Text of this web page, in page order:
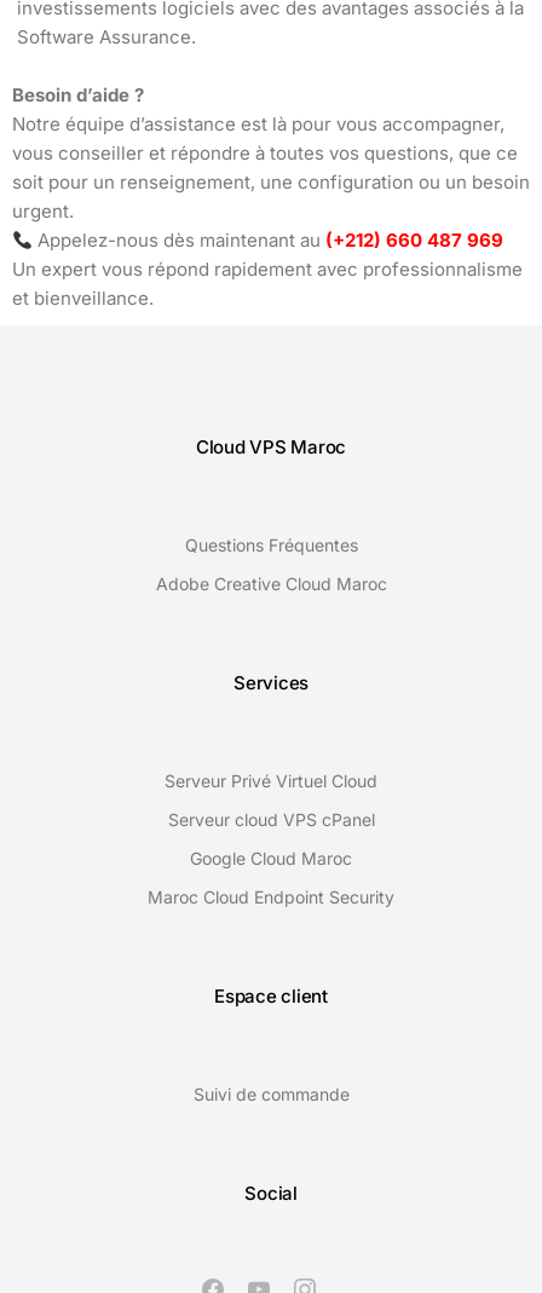
investissements logiciels avec des avantages associés à la
Software Assurance.
Besoin d’aide ?
Notre équipe d’assistance est là pour vous accompagner,
vous conseiller et répondre à toutes vos questions, que ce
soit pour un renseignement, une configuration ou un besoin
urgent.
Appelez-nous dès maintenant au (+212) 660 487 969
Un expert vous répond rapidement avec professionnalisme
et bienveillance.
Cloud VPS Maroc
Questions Fréquentes
Adobe Creative Cloud Maroc
Services
Serveur Privé Virtuel Cloud
Serveur cloud VPS cPanel
Google Cloud Maroc
Maroc Cloud Endpoint Security
Espace client
Suivi de commande
Social